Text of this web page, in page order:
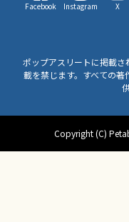
Facebook Instagram X
ポップアスリートに掲載
載を禁じます。すべての
Copyright (C)